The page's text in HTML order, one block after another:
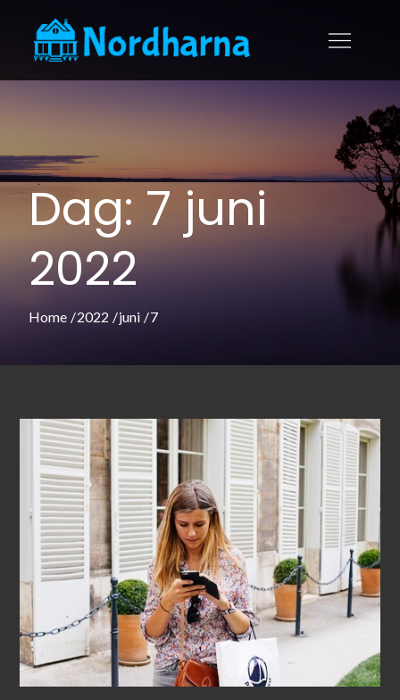
content
Allt om västkustens
pärla Göteborg
Dag: 7 juni
2022
Home 2022 juni 7